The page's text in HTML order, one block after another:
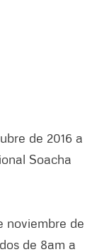
de 2016 a
Soacha
noviembre de
de 8am a